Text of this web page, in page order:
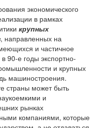
экономического
в рамках
крупных
, направленных на
и частичное
90-е годы экспортно-
и крупных
машиностроения.
страны может быть
и
рынках
компаниями, которые